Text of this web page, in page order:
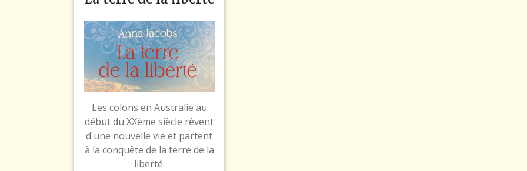
Les colons en Australie au
début du XXème siècle rêvent
d'une nouvelle vie et partent
à la conquête de la terre de la
liberté.